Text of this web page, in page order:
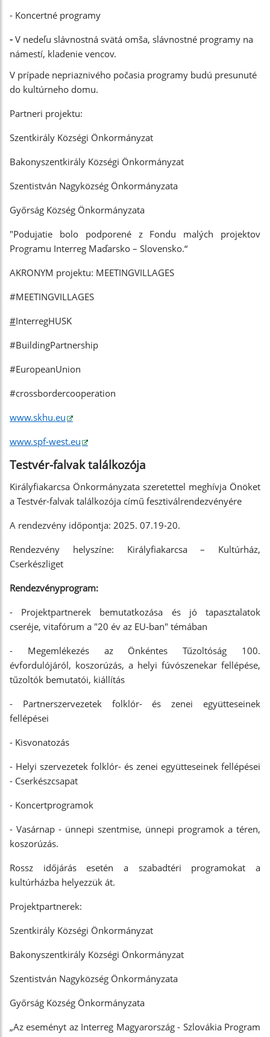
- Koncertné programy
- V nedeľu slávnostná svätá omša, slávnostné programy na
námestí, kladenie vencov.
V prípade nepriaznivého počasia programy budú presunuté
do kultúrneho domu.
Partneri projektu:
Szentkirály Községi Önkormányzat
Bakonyszentkirály Községi Önkormányzat
Szentistván Nagyközség Önkormányzata
Győrság Község Önkormányzata
"Podujatie bolo podporené z Fondu malých projektov
Programu Interreg Maďarsko – Slovensko.“
AKRONYM projektu: MEETINGVILLAGES
#MEETINGVILLAGES
#InterregHUSK
#BuildingPartnership
#EuropeanUnion
#crossbordercooperation
www.skhu.eu
www.spf-west.eu
Testvér-falvak találkozója
Királyfiakarcsa Önkormányzata szeretettel meghívja Önöket
a Testvér-falvak találkozója című fesztiválrendezvényére
A rendezvény időpontja: 2025. 07.19-20.
Rendezvény helyszíne: Királyfiakarcsa – Kultúrház,
Cserkészliget
Rendezvényprogram:
- Projektpartnerek bemutatkozása és jó tapasztalatok
cseréje, vitafórum a "20 év az EU-ban" témában
- Megemlékezés az Önkéntes Tűzoltóság 100.
évfordulójáról, koszorúzás, a helyi fúvószenekar fellépése,
tűzoltók bemutatói, kiállítás
- Partnerszervezetek folklór- és zenei együtteseinek
fellépései
- Kisvonatozás
- Helyi szervezetek folklór- és zenei együtteseinek fellépései
- Cserkészcsapat
- Koncertprogramok
- Vasárnap - ünnepi szentmise, ünnepi programok a téren,
koszorúzás.
Rossz időjárás esetén a szabadtéri programokat a
kultúrházba helyezzük át.
Projektpartnerek:
Szentkirály Községi Önkormányzat
Bakonyszentkirály Községi Önkormányzat
Szentistván Nagyközség Önkormányzata
Győrság Község Önkormányzata
„Az eseményt az Interreg Magyarország - Szlovákia Program